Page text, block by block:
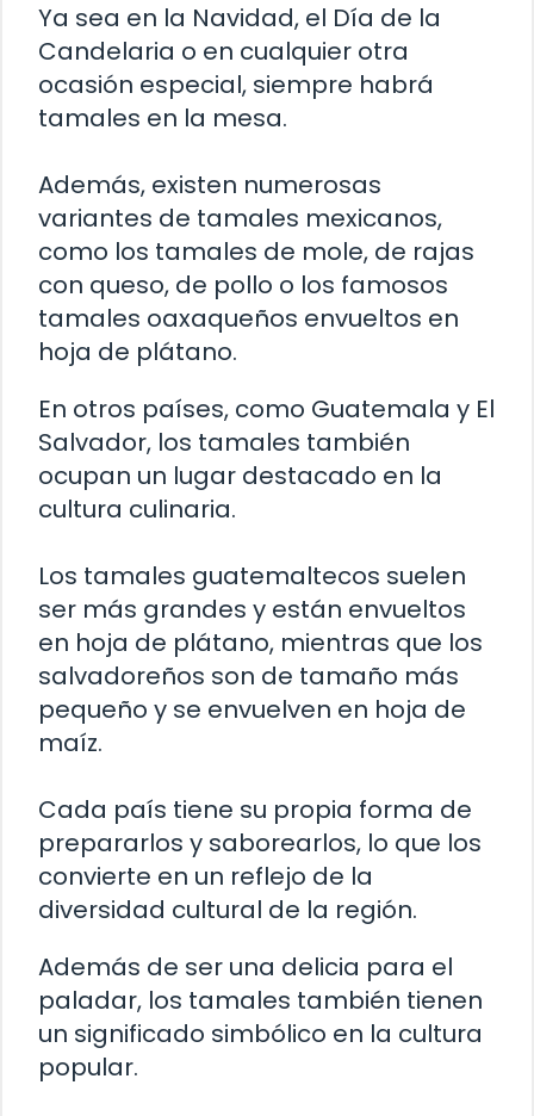
Ya sea en la Navidad, el Día de la
Candelaria o en cualquier otra
ocasión especial, siempre habrá
tamales en la mesa.
Además, existen numerosas
variantes de tamales mexicanos,
como los tamales de mole, de rajas
con queso, de pollo o los famosos
tamales oaxaqueños envueltos en
hoja de plátano.
En otros países, como Guatemala y El
Salvador, los tamales también
ocupan un lugar destacado en la
cultura culinaria.
Los tamales guatemaltecos suelen
ser más grandes y están envueltos
en hoja de plátano, mientras que los
salvadoreños son de tamaño más
pequeño y se envuelven en hoja de
maíz.
Cada país tiene su propia forma de
prepararlos y saborearlos, lo que los
convierte en un reflejo de la
diversidad cultural de la región.
Además de ser una delicia para el
paladar, los tamales también tienen
un significado simbólico en la cultura
popular.